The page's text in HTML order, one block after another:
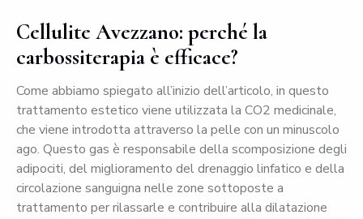
Cellulite Avezzano: perché la
carbossiterapia è efficace?
Come abbiamo spiegato all’inizio dell’articolo, in questo
trattamento estetico viene utilizzata la CO2 medicinale,
che viene introdotta attraverso la pelle con un minuscolo
ago. Questo gas è responsabile della scomposizione degli
adipociti, del miglioramento del drenaggio linfatico e della
circolazione sanguigna nelle zone sottoposte a
trattamento per rilassarle e contribuire alla dilatazione